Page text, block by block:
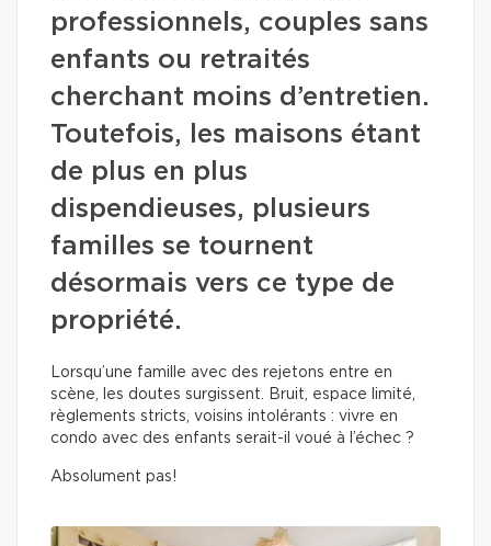
professionnels, couples sans
enfants ou retraités
cherchant moins d’entretien.
Toutefois, les maisons étant
de plus en plus
dispendieuses, plusieurs
familles se tournent
désormais vers ce type de
propriété.
Lorsqu’une famille avec des rejetons entre en
scène, les doutes surgissent. Bruit, espace limité,
règlements stricts, voisins intolérants : vivre en
condo avec des enfants serait-il voué à l’échec ?
Absolument pas!